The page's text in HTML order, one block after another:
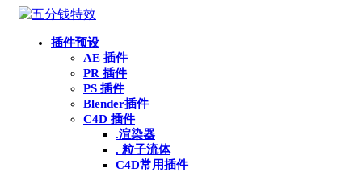
插件预设
AE 插件
PR 插件
PS 插件
Blender插件
C4D 插件
.渲染器
. 粒子流体
C4D常用插件